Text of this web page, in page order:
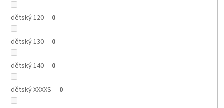
dětský 120 0
dětský 130 0
dětský 140 0
dětský XXXXS 0